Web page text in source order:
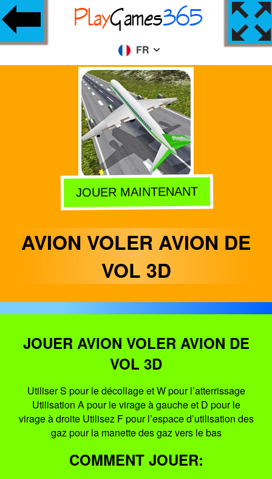
FR
JOUER MAINTENANT
AVION VOLER AVION DE
VOL 3D
JOUER AVION VOLER AVION DE
VOL 3D
Utiliser S pour le décollage et W pour l’atterrissage
Utilisation A pour le virage à gauche et D pour le
virage à droite Utilisez F pour l’espace d’utilisation des
gaz pour la manette des gaz vers le bas
COMMENT JOUER: